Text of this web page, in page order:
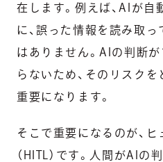
在します。例えば、AIが
に、誤った情報を読み取
はありません。AIの判断
らないため、そのリスク
重要になります。
そこで重要になるのが、
（HITL）です。人間がAIの